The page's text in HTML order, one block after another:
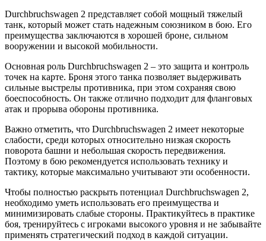
Durchbruchswagen 2 представляет собой мощный тяжелый
танк, который может стать надежным союзником в бою. Его
преимущества заключаются в хорошей броне, сильном
вооружении и высокой мобильности.
Основная роль Durchbruchswagen 2 – это защита и контроль
точек на карте. Броня этого танка позволяет выдерживать
сильные выстрелы противника, при этом сохраняя свою
боеспособность. Он также отлично подходит для фланговых
атак и прорыва обороны противника.
Важно отметить, что Durchbruchswagen 2 имеет некоторые
слабости, среди которых относительно низкая скорость
поворота башни и небольшая скорость передвижения.
Поэтому в бою рекомендуется использовать технику и
тактику, которые максимально учитывают эти особенности.
Чтобы полностью раскрыть потенциал Durchbruchswagen 2,
необходимо уметь использовать его преимущества и
минимизировать слабые стороны. Практикуйтесь в практике
боя, тренируйтесь с игроками высокого уровня и не забывайте
применять стратегический подход в каждой ситуации.